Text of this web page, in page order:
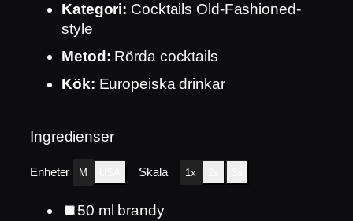
Kategori: Cocktails Old-Fashioned-
style
Metod: Rörda cocktails
Kök: Europeiska drinkar
Ingredienser
Enheter M Skala 1x
50 ml brandy